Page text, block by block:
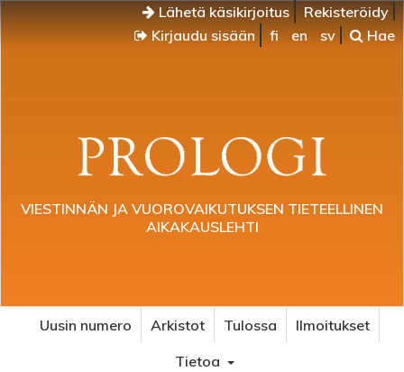
Lähetä käsikirjoitus
Rekisteröidy
Kirjaudu sisään
fi en sv Hae
VIESTINNÄN JA VUOROVAIKUTUKSEN TIETEELLINEN
AIKAKAUSLEHTI
Uusin numero Arkistot Tulossa
Ilmoitukset
Tietoa